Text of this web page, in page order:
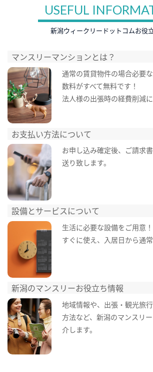
USEFUL
新潟ウィークリードットコムお役
マンスリーマンションとは？
通常の賃貸物件の場合必要
数料がすべて無料です！
法人様の出張時の経費削減に
お支払い方法について
お申し込み確定後、ご請求
送り致します。
設備とサービスについて
生活に必要な設備をご用意
すぐに使え、入居日から通
新潟のマンスリーお役立ち情報
地域情報や、出張・観光旅
方法など、新潟のマンスリ
介します。